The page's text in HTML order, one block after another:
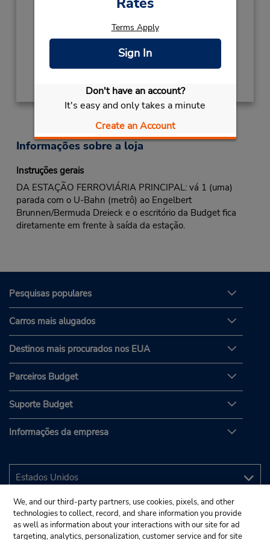
Terms Apply
Sign In
Don't have an account?
It's easy and only takes a minute
Create an Account
Mon - Fri 8:00 AM - 5:30 PM; Sat 8:00 AM -
Local de entrega das chaves
Obter instruções de caminho
Informações sobre a loja
Instruções gerais
DA ESTAÇÃO FERROVIÁRIA PRINCIPAL: vá 1 (uma)
parada com o U-Bahn (metrô) ao Engelbert
Brunnen/Bermuda Dreieck e o escritório da Budget fica
diretamente em frente à saída da estação.
Pesquisas populares
Carros mais alugados
Destinos mais procurados nos EUA
Parceiros Budget
Suporte Budget
Informações da empresa
We, and our third-party partners, use cookies, pixels, and other
technologies to collect, record, and share information you provide
as well as information about your interactions with our site for ad
targeting, analytics, personalization, customer service and for site